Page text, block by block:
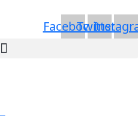
FacebookTwitter